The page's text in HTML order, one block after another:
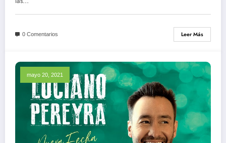
0 Comentarios Leer Más
mayo 20, 2021